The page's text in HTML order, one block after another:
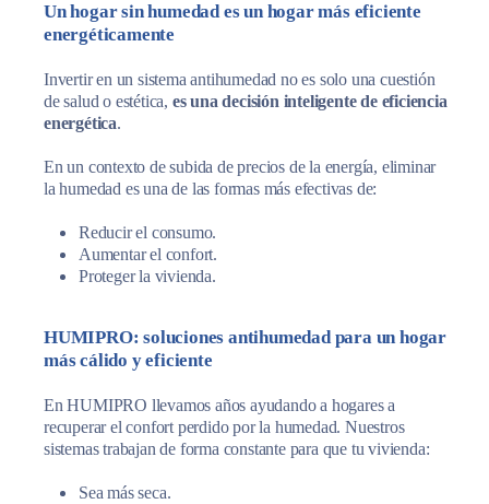
Un hogar sin humedad es un hogar más eficiente
energéticamente
Invertir en un sistema antihumedad no es solo una cuestión
de salud o estética, es una decisión inteligente de eficiencia
energética.
En un contexto de subida de precios de la energía, eliminar
la humedad es una de las formas más efectivas de:
Reducir el consumo.
Aumentar el confort.
Proteger la vivienda.
HUMIPRO: soluciones antihumedad para un hogar
más cálido y eficiente
En HUMIPRO llevamos años ayudando a hogares a
recuperar el confort perdido por la humedad. Nuestros
sistemas trabajan de forma constante para que tu vivienda:
Sea más seca.